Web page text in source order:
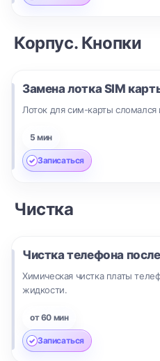
Корпус. Кнопки
Замена лотка SIM
Лоток для сим-карты сломался
5 мин
Записаться
Чистка
Чистка телефона
Химическая чистка платы
жидкости.
от 60 мин
Записаться